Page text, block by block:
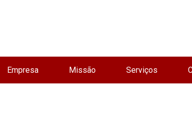
Empresa Missão Serviços